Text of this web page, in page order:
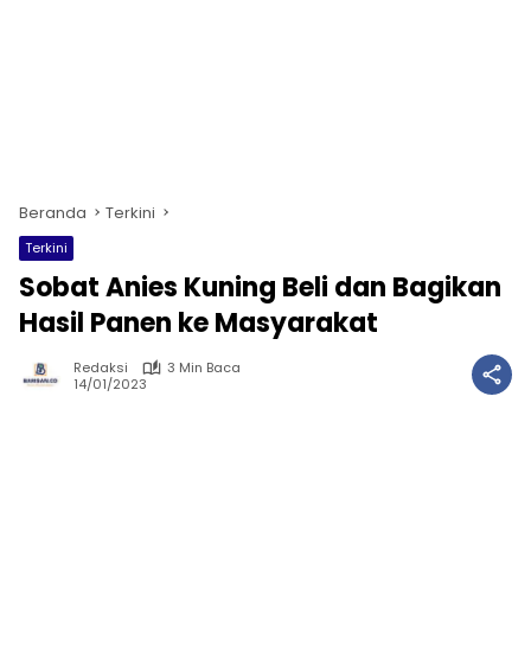
Beranda Terkini
Terkini
Sobat Anies Kuning Beli dan Bagikan
Hasil Panen ke Masyarakat
Redaksi
3 Min Baca
14/01/2023